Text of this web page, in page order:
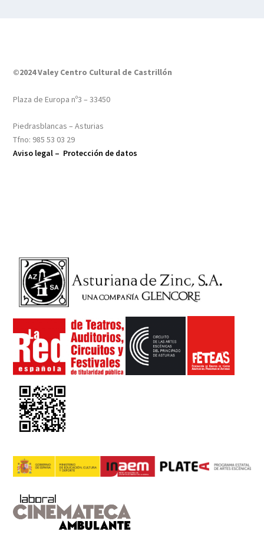
©2024 Valey Centro Cultural de Castrillón
Plaza de Europa nº3 – 33450
Piedrasblancas – Asturias
Tfno: 985 53 03 29
Aviso legal – Protección de datos